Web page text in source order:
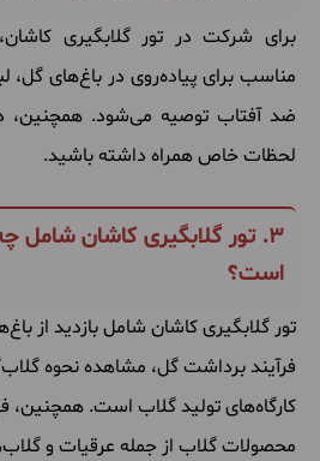
برای شرکت در تور گلابگیری
مناسب برای پیاده‌روی در باغ‌های
ضد آفتاب توصیه می‌شود. همچنین،
لحظات خاص همراه داشته باشید.
3. تور گلابگیری کاشان شامل
است؟
تور گلابگیری کاشان شامل بازدید از
فرآیند برداشت گل، مشاهده نحوه
کارگاه‌های تولید گلاب است. همچنین،
محصولات گلاب از جمله عرقیات و